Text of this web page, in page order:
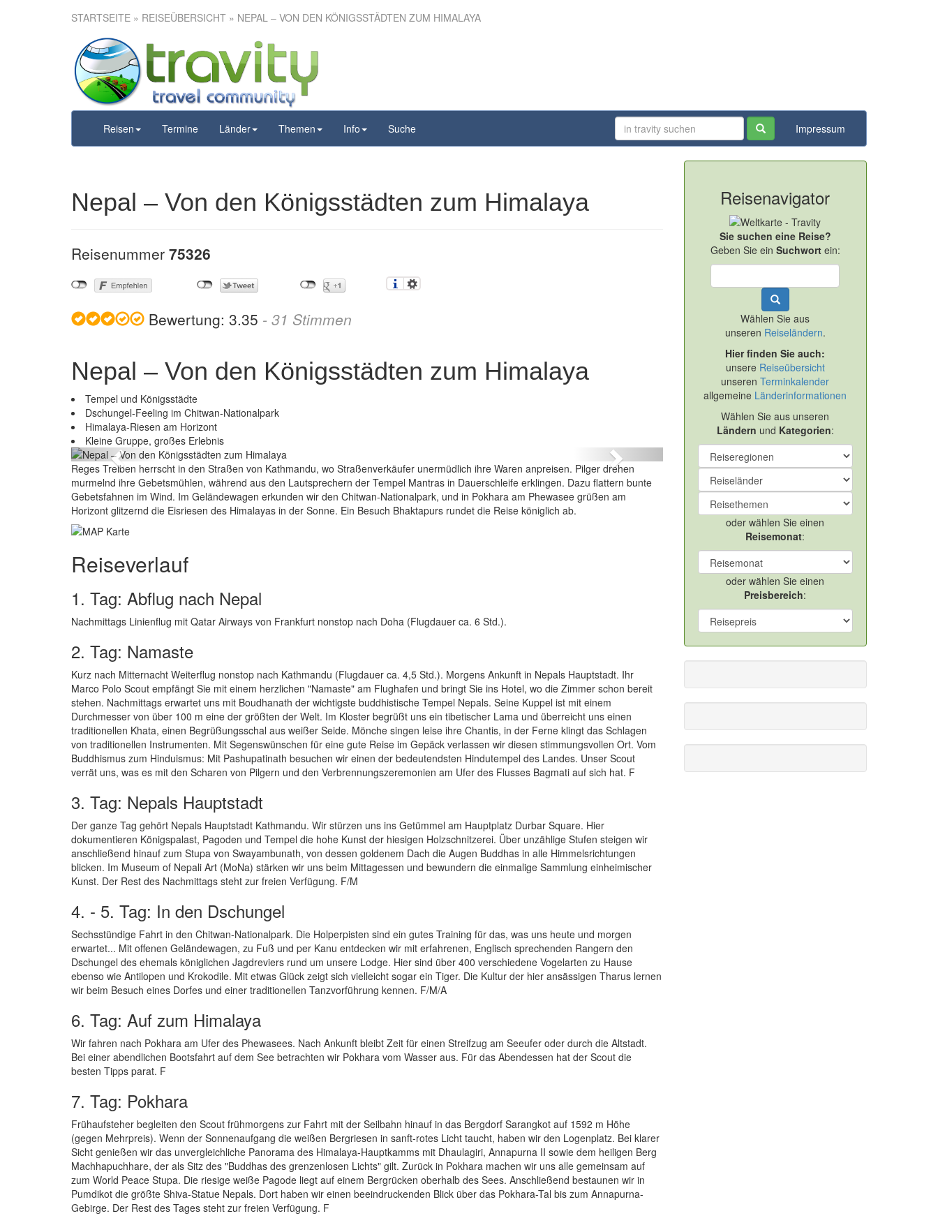
STARTSEITE » REISEÜBERSICHT » NEPAL – VON DEN KÖNIGSSTÄDTEN ZUM HIMALAYA
Reisen Termine Länder Themen Info Suche Impressum
Nepal – Von den Königsstädten zum
Himalaya
Nepal – Von den Königsstädten zum Himalaya
Reisenummer 75326
Bewertung: 3.35 - 31 Stimmen
Nepal – Von den Königsstädten zum Himalaya
Tempel und Königsstädte
Dschungel-Feeling im Chitwan-Nationalpark
Himalaya-Riesen am Horizont
Kleine Gruppe, großes Erlebnis
Nepal – Von den Königsstädten zum Himalaya
Previous Next
Reges Treiben herrscht in den Straßen von Kathmandu, wo Straßenverkäufer unermüdlich ihre Waren anpreisen. Pilger drehen
murmelnd ihre Gebetsmühlen, während aus den Lautsprechern der Tempel Mantras in Dauerschleife erklingen. Dazu flattern bunte
Gebetsfahnen im Wind. Im Geländewagen erkunden wir den Chitwan-Nationalpark, und in Pokhara am Phewasee grüßen am
Horizont glitzernd die Eisriesen des Himalayas in der Sonne. Ein Besuch Bhaktapurs rundet die Reise königlich ab.
Reiseverlauf
1. Tag: Abflug nach Nepal
Nachmittags Linienflug mit Qatar Airways von Frankfurt nonstop nach Doha (Flugdauer ca. 6 Std.).
2. Tag: Namaste
Kurz nach Mitternacht Weiterflug nonstop nach Kathmandu (Flugdauer ca. 4,5 Std.). Morgens Ankunft in Nepals Hauptstadt. Ihr
Marco Polo Scout empfängt Sie mit einem herzlichen "Namaste" am Flughafen und bringt Sie ins Hotel, wo die Zimmer schon bereit
stehen. Nachmittags erwartet uns mit Boudhanath der wichtigste buddhistische Tempel Nepals. Seine Kuppel ist mit einem
Durchmesser von über 100 m eine der größten der Welt. Im Kloster begrüßt uns ein tibetischer Lama und überreicht uns einen
traditionellen Khata, einen Begrüßungsschal aus weißer Seide. Mönche singen leise ihre Chantis, in der Ferne klingt das Schlagen
von traditionellen Instrumenten. Mit Segenswünschen für eine gute Reise im Gepäck verlassen wir diesen stimmungsvollen Ort. Vom
Buddhismus zum Hinduismus: Mit Pashupatinath besuchen wir einen der bedeutendsten Hindutempel des Landes. Unser Scout
verrät uns, was es mit den Scharen von Pilgern und den Verbrennungszeremonien am Ufer des Flusses Bagmati auf sich hat. F
3. Tag: Nepals Hauptstadt
Der ganze Tag gehört Nepals Hauptstadt Kathmandu. Wir stürzen uns ins Getümmel am Hauptplatz Durbar Square. Hier
dokumentieren Königspalast, Pagoden und Tempel die hohe Kunst der hiesigen Holzschnitzerei. Über unzählige Stufen steigen wir
anschließend hinauf zum Stupa von Swayambunath, von dessen goldenem Dach die Augen Buddhas in alle Himmelsrichtungen
blicken. Im Museum of Nepali Art (MoNa) stärken wir uns beim Mittagessen und bewundern die einmalige Sammlung einheimischer
Kunst. Der Rest des Nachmittags steht zur freien Verfügung. F/M
4. - 5. Tag: In den Dschungel
Sechsstündige Fahrt in den Chitwan-Nationalpark. Die Holperpisten sind ein gutes Training für das, was uns heute und morgen
erwartet... Mit offenen Geländewagen, zu Fuß und per Kanu entdecken wir mit erfahrenen, Englisch sprechenden Rangern den
Dschungel des ehemals königlichen Jagdreviers rund um unsere Lodge. Hier sind über 400 verschiedene Vogelarten zu Hause
ebenso wie Antilopen und Krokodile. Mit etwas Glück zeigt sich vielleicht sogar ein Tiger. Die Kultur der hier ansässigen Tharus lernen
wir beim Besuch eines Dorfes und einer traditionellen Tanzvorführung kennen. F/M/A
6. Tag: Auf zum Himalaya
Wir fahren nach Pokhara am Ufer des Phewasees. Nach Ankunft bleibt Zeit für einen Streifzug am Seeufer oder durch die Altstadt.
Bei einer abendlichen Bootsfahrt auf dem See betrachten wir Pokhara vom Wasser aus. Für das Abendessen hat der Scout die
besten Tipps parat. F
7. Tag: Pokhara
Frühaufsteher begleiten den Scout frühmorgens zur Fahrt mit der Seilbahn hinauf in das Bergdorf Sarangkot auf 1592 m Höhe
(gegen Mehrpreis). Wenn der Sonnenaufgang die weißen Bergriesen in sanft-rotes Licht taucht, haben wir den Logenplatz. Bei klarer
Sicht genießen wir das unvergleichliche Panorama des Himalaya-Hauptkamms mit Dhaulagiri, Annapurna II sowie dem heiligen Berg
Machhapuchhare, der als Sitz des "Buddhas des grenzenlosen Lichts" gilt. Zurück in Pokhara machen wir uns alle gemeinsam auf
zum World Peace Stupa. Die riesige weiße Pagode liegt auf einem Bergrücken oberhalb des Sees. Anschließend bestaunen wir in
Pumdikot die größte Shiva-Statue Nepals. Dort haben wir einen beeindruckenden Blick über das Pokhara-Tal bis zum Annapurna-
Gebirge. Der Rest des Tages steht zur freien Verfügung. F
Reisenavigator
Sie suchen eine Reise?
Geben Sie ein Suchwortein:
Wählen Sie aus
unseren Reiseländern.
Hier finden Sie auch:
unsere Reiseübersicht
unserenTerminkalender
allgemeine Länderinformationen
Wählen Sie aus unseren
Ländern und Kategorien:
oder wählen Sie einen
Reisemonat:
oder wählen Sie einen
Preisbereich: